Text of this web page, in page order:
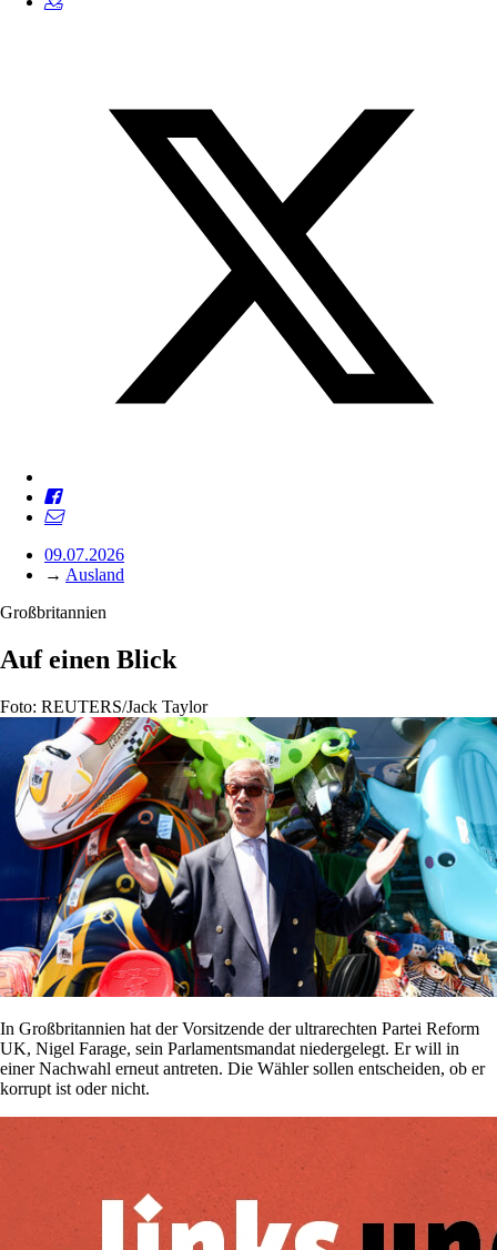
09.07.2026
→ Ausland
Großbritannien
Auf einen Blick
Foto: REUTERS/Jack Taylor
In Großbritannien hat der Vorsitzende der ultrarechten Partei Reform
UK, Nigel Farage, sein Parlamentsmandat niedergelegt. Er will in
einer Nachwahl erneut antreten. Die Wähler sollen entscheiden, ob er
korrupt ist oder nicht.